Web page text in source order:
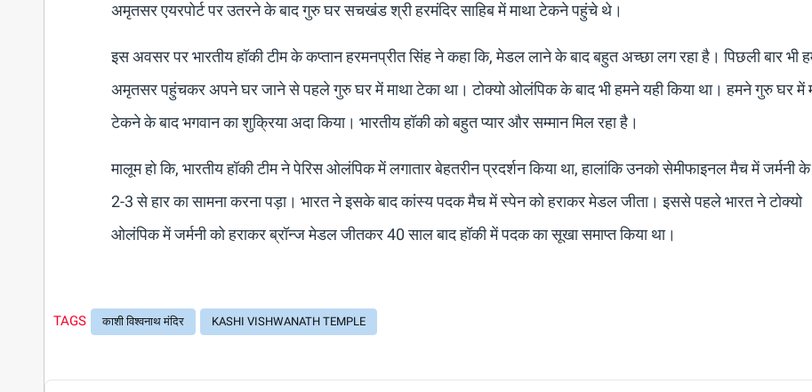
अमृतसर एयरपोर्ट पर उतरने के बाद गुरु घर सचखंड श्री हरमंदिर साहिब में माथा टेकने पहुंचे थे।
इस अवसर पर भारतीय हॉकी टीम के कप्तान हरमनप्रीत सिंह ने कहा कि, मेडल लाने के बाद बहुत अच्छा लग रहा है। पिछली बार भी
अमृतसर पहुंचकर अपने घर जाने से पहले गुरु घर में माथा टेका था। टोक्यो ओलंपिक के बाद भी हमने यही किया था। हमने गुरु घर में
टेकने के बाद भगवान का शुक्रिया अदा किया। भारतीय हॉकी को बहुत प्यार और सम्मान मिल रहा है।
मालूम हो कि, भारतीय हॉकी टीम ने पेरिस ओलंपिक में लगातार बेहतरीन प्रदर्शन किया था, हालांकि उनको सेमीफाइनल मैच में जर्मनी के
2-3 से हार का सामना करना पड़ा। भारत ने इसके बाद कांस्य पदक मैच में स्पेन को हराकर मेडल जीता। इससे पहले भारत ने टोक्यो
ओलंपिक में जर्मनी को हराकर ब्रॉन्ज मेडल जीतकर 40 साल बाद हॉकी में पदक का सूखा समाप्त किया था।
TAGS काशी विश्वनाथ मंदिर KASHI VISHWANATH TEMPLE